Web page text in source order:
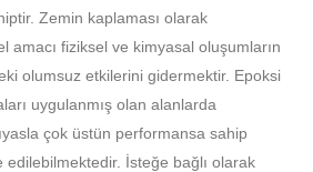
Zemin kaplaması olarak
amacı fiziksel ve kimyasal oluşumların
olumsuz etkilerini gidermektir. Epoksi
uygulanmış olan alanlarda
çok üstün performansa sahip
edilebilmektedir. İsteğe bağlı olarak